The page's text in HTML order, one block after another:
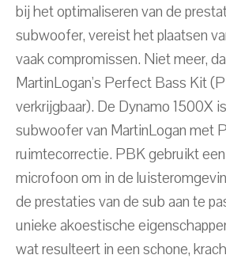
bij het optimaliseren van de
subwoofer, vereist het plaatsen
vaak compromissen. Niet meer,
MartinLogan's Perfect Bass Kit
verkrijgbaar). De Dynamo 1500X
subwoofer van MartinLogan met
ruimtecorrectie. PBK gebruikt
microfoon om in de
de prestaties van de sub aan te
unieke akoestische
wat resulteert in een schone,